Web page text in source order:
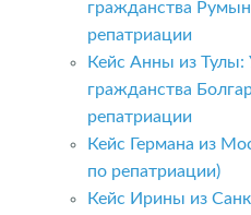
гражданства
репатриации
Кейс Анны из Тулы:
гражданства
репатриации
Кейс Германа из
по репатриации)
Кейс Ирины из